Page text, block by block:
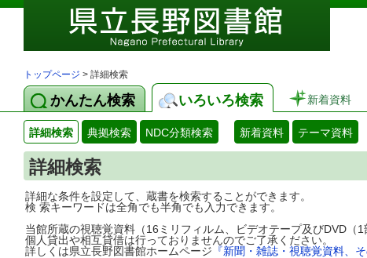
トップページ > 詳細検索
かんたん検索 いろいろ検索 新着資料
詳細検索 典拠検索 NDC分類検索 新着資料 テーマ資料
詳細検索
詳細な条件を設定して、蔵書を検索することができます。
検 索キーワードは全角でも半角でも入力できます。
当館所蔵の視聴覚資料（16ミリフィルム、ビデオテープ及びDVD（
個人貸出や相互貸借は行っておりませんのでご了承ください。
詳しくは県立長野図書館ホームページ 『新聞・雑誌・視聴覚資料、